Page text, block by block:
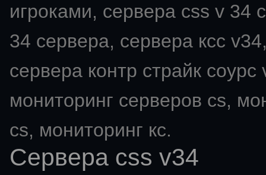
игроками, сервера css v 34
34 сервера, сервера ксс
сервера контр страйк
мониторинг серверов cs,
cs, мониторинг кс.
Сервера css v34